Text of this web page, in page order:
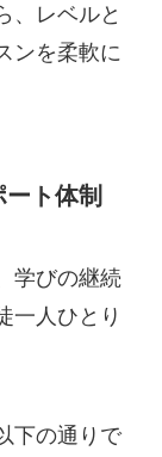
、レベルと
ンを柔軟に
ート体制
学びの継続
一人ひとり
下の通りで